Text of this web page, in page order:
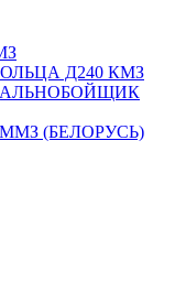
Д240 КМЗ
(БЕЛОРУСЬ)